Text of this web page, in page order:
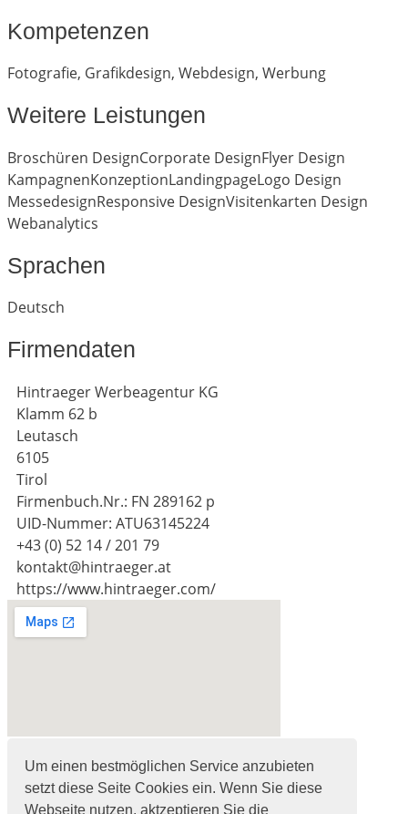
Um einen bestmöglichen Service anzubieten
setzt diese Seite Cookies ein. Wenn Sie diese
Webseite nutzen, aktzeptieren Sie die
Kompetenzen
Fotografie, Grafikdesign, Webdesign, Werbung
Weitere Leistungen
Broschüren DesignCorporate DesignFlyer Design
KampagnenKonzeptionLandingpageLogo Design
MessedesignResponsive DesignVisitenkarten Design
Webanalytics
Sprachen
Deutsch
Firmendaten
Hintraeger Werbeagentur KG
Klamm 62 b
Leutasch
6105
Tirol
Firmenbuch.Nr.: FN 289162 p
UID-Nummer: ATU63145224
+43 (0) 52 14 / 201 79
kontakt@hintraeger.at
https://www.hintraeger.com/
© Agenturpartners - 2020
Facebook